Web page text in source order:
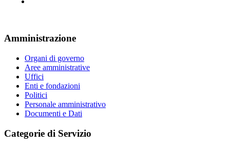
Amministrazione
Organi di governo
Aree amministrative
Uffici
Enti e fondazioni
Politici
Personale amministrativo
Documenti e Dati
Categorie di Servizio